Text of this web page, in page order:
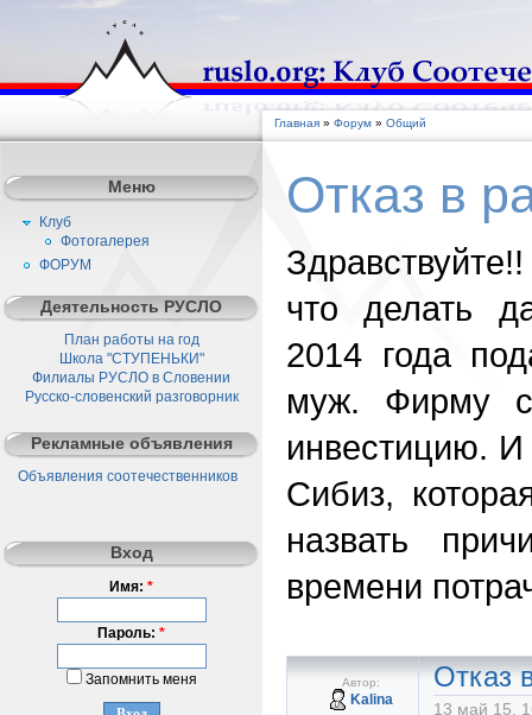
Главная » Форум » Общий
Отказ в
что делать
2014 года
муж. Фирму
инвестицию. И
Сибиз,
назвать
времени
Автор:
Kalina
Отказ
13 май 15,
Меню
Клуб
Фотогалерея
ФОРУМ
Деятельность РУСЛО
План работы на год
Школа "СТУПЕНЬКИ"
Филиалы РУСЛО в Словении
Русско-словенский разговорник
Рекламные объявления
Объявления соотечественников
Вход
Имя: *
Пароль: *
Запомнить меня